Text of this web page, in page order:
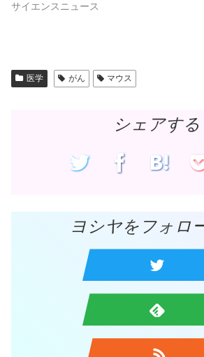
き し
開
き
ま
サイエンスニュース
医学 がん マウス
シェアする
ヨシヤをフォロ